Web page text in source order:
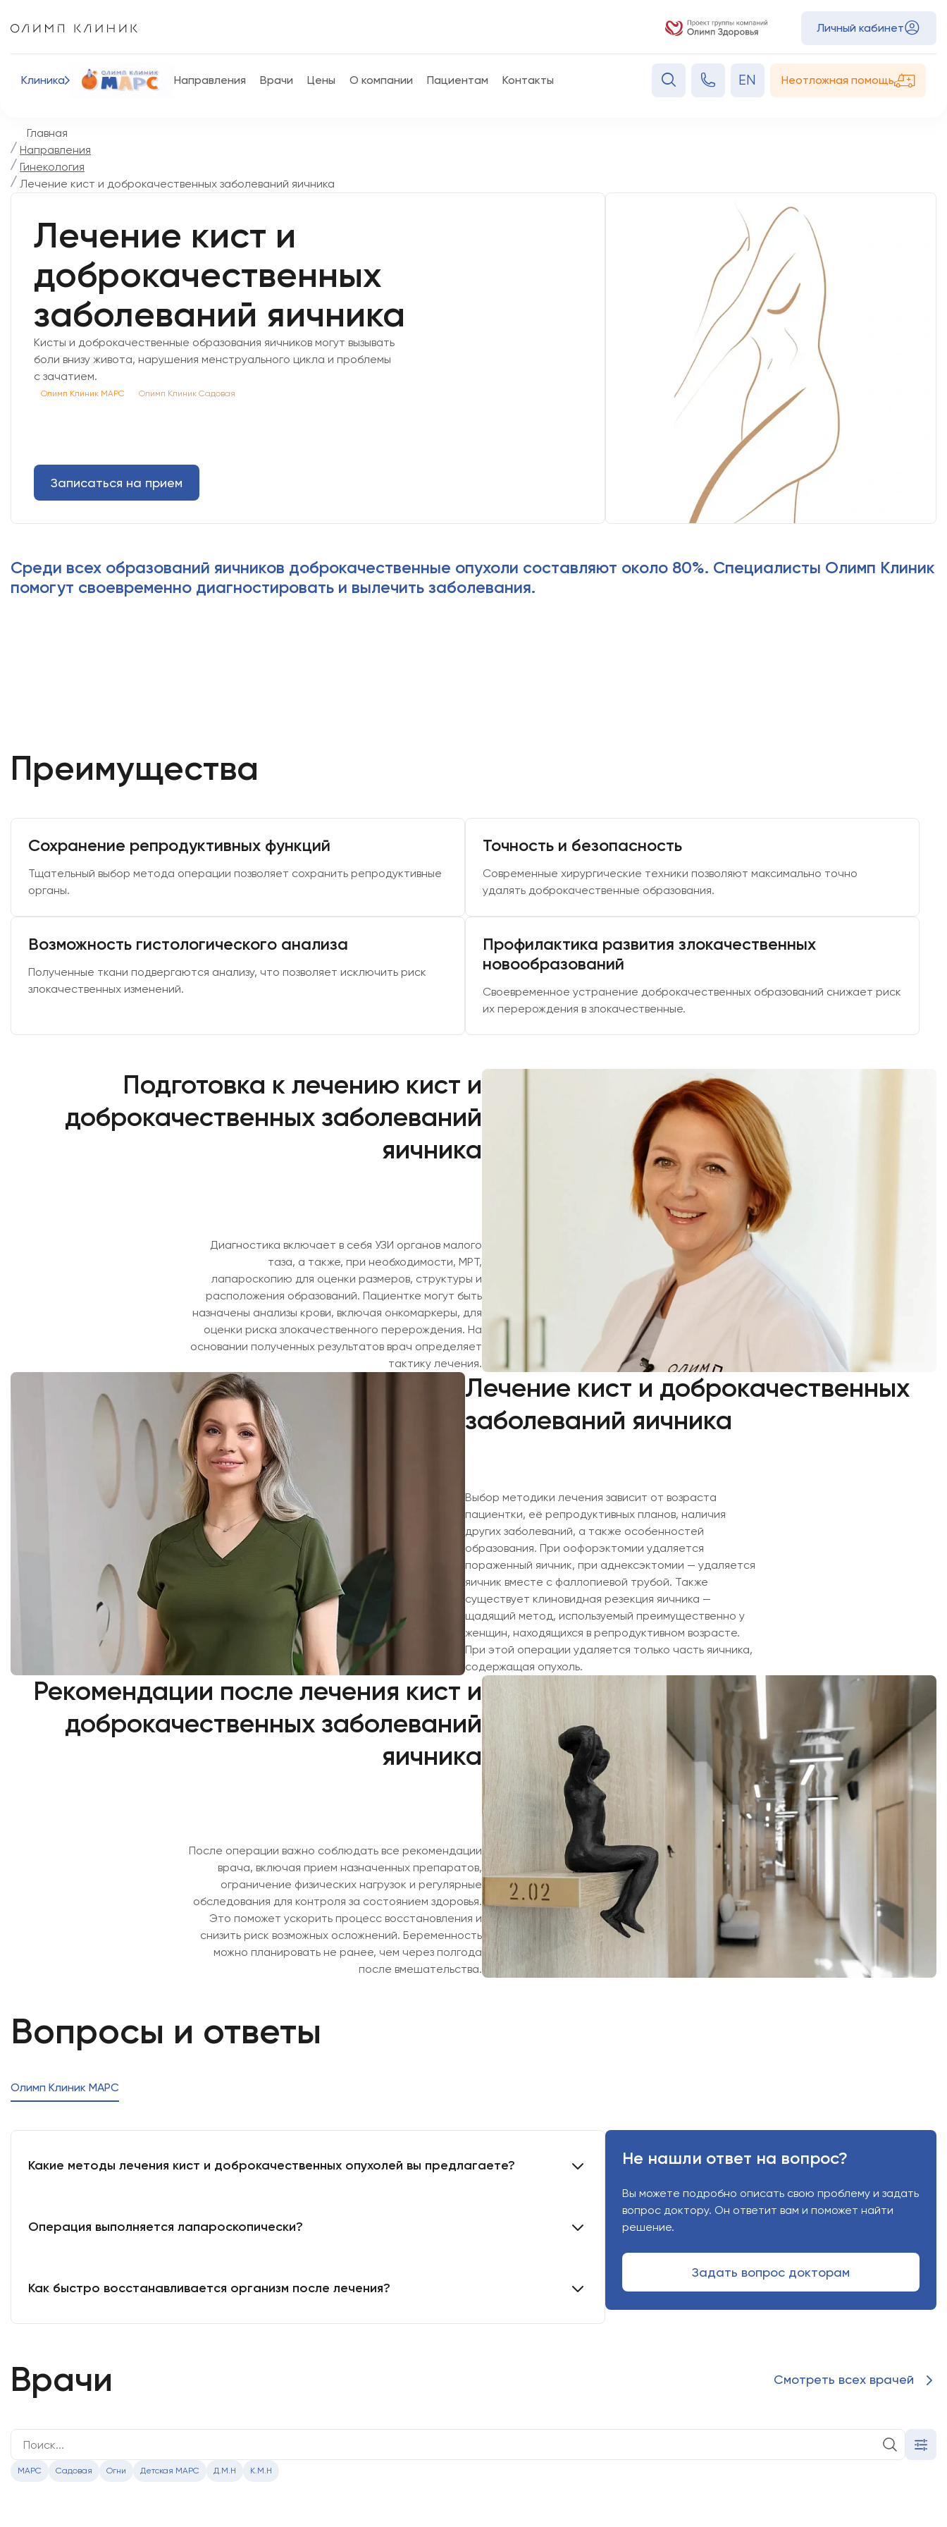
Личный кабинет
Клиника Направления Врачи Цены О компании Пациентам Контакты EN Неотложная помощь
Главная
Направления
Гинекология
Лечение кист и доброкачественных заболеваний яичника
Лечение кист и
доброкачественных
заболеваний яичника
Кисты и доброкачественные образования яичников могут вызывать
боли внизу живота, нарушения менструального цикла и проблемы
с зачатием.
Олимп Клиник МАРС Олимп Клиник Садовая
Записаться на прием
Среди всех образований яичников доброкачественные опухоли составляют около 80%. Специалисты Олимп Клиник
помогут своевременно диагностировать и вылечить заболевания.
Преимущества
Сохранение репродуктивных функций
Тщательный выбор метода операции позволяет сохранить репродуктивные
органы.
Точность и безопасность
Современные хирургические техники позволяют максимально точно
удалять доброкачественные образования.
Возможность гистологического анализа
Полученные ткани подвергаются анализу, что позволяет исключить риск
злокачественных изменений.
Профилактика развития злокачественных
новообразований
Своевременное устранение доброкачественных образований снижает риск
их перерождения в злокачественные.
Подготовка к лечению кист и
доброкачественных заболеваний
яичника
Диагностика включает в себя УЗИ органов малого
таза, а также, при необходимости, МРТ,
лапароскопию для оценки размеров, структуры и
расположения образований. Пациентке могут быть
назначены анализы крови, включая онкомаркеры, для
оценки риска злокачественного перерождения. На
основании полученных результатов врач определяет
тактику лечения.
Лечение кист и доброкачественных
заболеваний яичника
Выбор методики лечения зависит от возраста
пациентки, её репродуктивных планов, наличия
других заболеваний, а также особенностей
образования. При оофорэктомии удаляется
пораженный яичник, при аднексэктомии — удаляется
яичник вместе с фаллопиевой трубой. Также
существует клиновидная резекция яичника —
щадящий метод, используемый преимущественно у
женщин, находящихся в репродуктивном возрасте.
При этой операции удаляется только часть яичника,
содержащая опухоль.
Рекомендации после лечения кист и
доброкачественных заболеваний
яичника
После операции важно соблюдать все рекомендации
врача, включая прием назначенных препаратов,
ограничение физических нагрузок и регулярные
обследования для контроля за состоянием здоровья.
Это поможет ускорить процесс восстановления и
снизить риск возможных осложнений. Беременность
можно планировать не ранее, чем через полгода
после вмешательства.
Вопросы и ответы
Олимп Клиник МАРС
Какие методы лечения кист и доброкачественных опухолей вы предлагаете?
Операция выполняется лапароскопически?
Как быстро восстанавливается организм после лечения?
Не нашли ответ на вопрос?
Вы можете подробно описать свою проблему и задать
вопрос доктору. Он ответит вам и поможет найти
решение.
Задать вопрос докторам
Врачи Смотреть всех врачей
МАРС Садовая Огни Детская МАРС Д.М.Н К.М.Н